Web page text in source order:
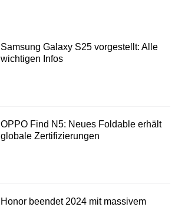
Samsung Galaxy S25 vorgestellt: Alle
wichtigen Infos
OPPO Find N5: Neues Foldable erhält
globale Zertifizierungen
Honor beendet 2024 mit massivem